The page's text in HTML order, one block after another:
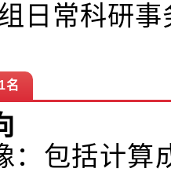
日常科研
名
包括计算